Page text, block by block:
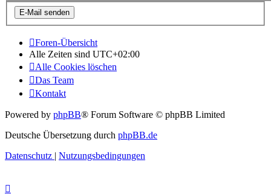
Foren-Übersicht
Alle Zeiten sind UTC+02:00
Alle Cookies löschen
Das Team
Kontakt
Powered by phpBB® Forum Software © phpBB Limited
Deutsche Übersetzung durch phpBB.de
Datenschutz | Nutzungsbedingungen